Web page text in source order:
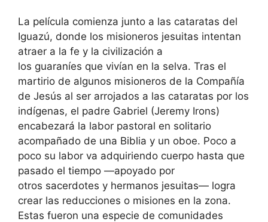
La película comienza junto a las cataratas del
Iguazú, donde los misioneros jesuitas intentan
atraer a la fe y la civilización a
los guaraníes que vivían en la selva. Tras el
martirio de algunos misioneros de la Compañía
de Jesús al ser arrojados a las cataratas por los
indígenas, el padre Gabriel (Jeremy Irons)
encabezará la labor pastoral en solitario
acompañado de una Biblia y un oboe. Poco a
poco su labor va adquiriendo cuerpo hasta que
pasado el tiempo —apoyado por
otros sacerdotes y hermanos jesuitas— logra
crear las reducciones o misiones en la zona.
Estas fueron una especie de comunidades